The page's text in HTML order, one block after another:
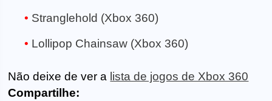
Stranglehold (Xbox 360)
Lollipop Chainsaw (Xbox 360)
Não deixe de ver a lista de jogos de Xbox 360
Compartilhe: